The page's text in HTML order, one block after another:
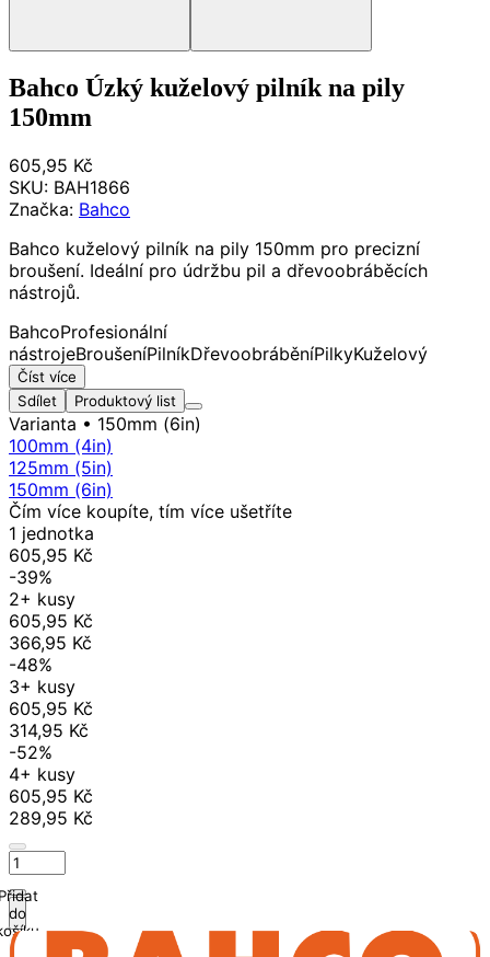
Bahco Úzký kuželový pilník na pily
150mm
605,95 Kč
SKU: BAH1866
Značka: Bahco
Bahco kuželový pilník na pily 150mm pro precizní
broušení. Ideální pro údržbu pil a dřevoobráběcích
nástrojů.
BahcoProfesionální
nástrojeBroušeníPilníkDřevoobráběníPilkyKuželový
Číst více
Sdílet
Produktový list
Varianta • 150mm (6in)
100mm (4in)
125mm (5in)
150mm (6in)
Čím více koupíte, tím více ušetříte
1 jednotka
605,95 Kč
-39%
2+ kusy
605,95 Kč
366,95 Kč
-48%
3+ kusy
605,95 Kč
314,95 Kč
-52%
4+ kusy
605,95 Kč
289,95 Kč
do